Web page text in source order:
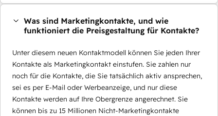
Was sind Marketingkontakte, und wie
funktioniert die Preisgestaltung für Kontakte?
Unter diesem neuen Kontaktmodell können Sie jeden Ihrer
Kontakte als Marketingkontakt einstufen. Sie zahlen nur
noch für die Kontakte, die Sie tatsächlich aktiv ansprechen,
sei es per E-Mail oder Werbeanzeige, und nur diese
Kontakte werden auf Ihre Obergrenze angerechnet. Sie
können bis zu 15 Millionen Nicht-Marketingkontakte